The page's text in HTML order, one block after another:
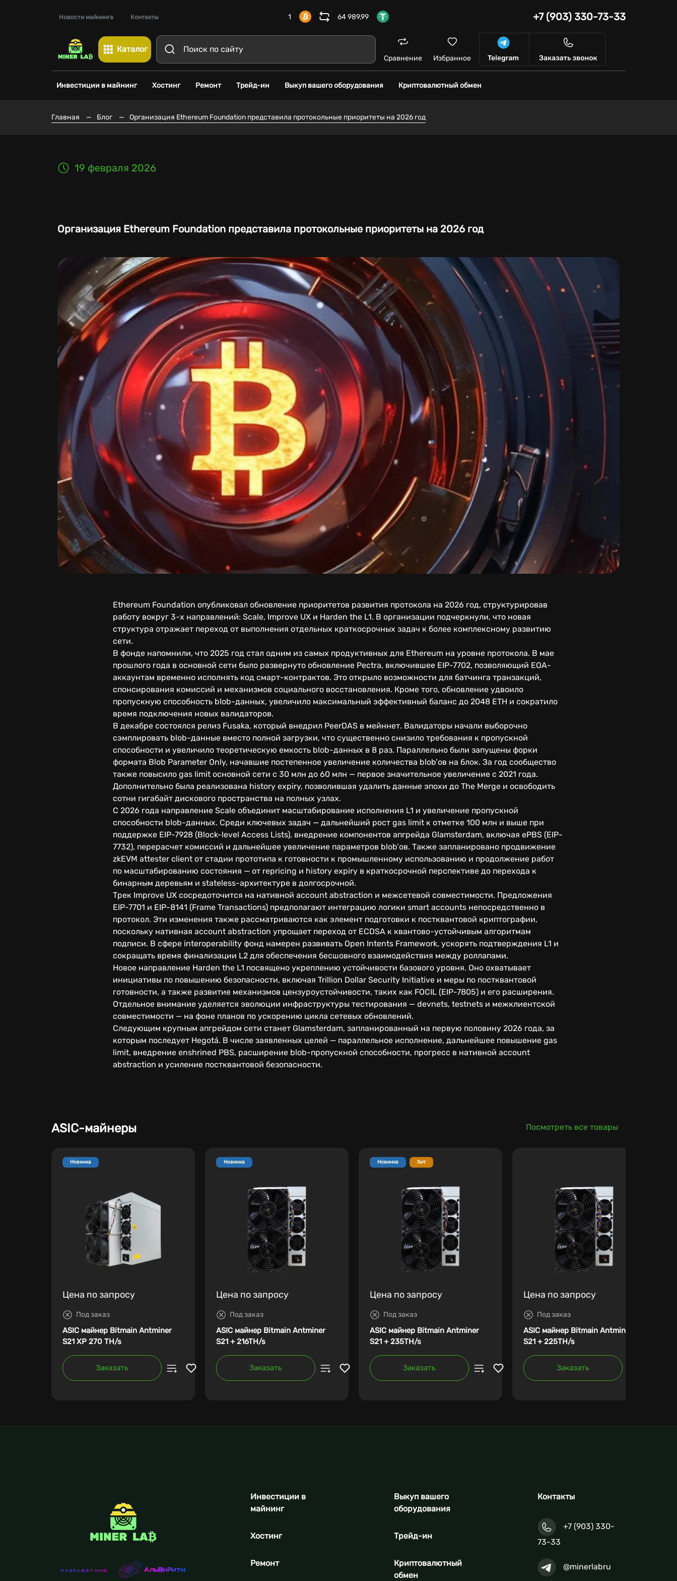
Новости майнинга Контакты 1 64 989,99 +7 (903) 330-73-33
Каталог
Сравнение Избранное
Инвестиции в майнинг Хостинг Ремонт Трейд-ин Выкуп вашего оборудования Криптовалютный обмен
Главная — Блог — Организация Ethereum Foundation представила протокольные приоритеты на 2026 год
19 февраля 2026
Организация Ethereum Foundation представила протокольные приоритеты на 2026 год
Ethereum Foundation опубликовал обновление приоритетов развития протокола на 2026 год, структурировав
работу вокруг 3-х направлений: Scale, Improve UX и Harden the L1. В организации подчеркнули, что новая
структура отражает переход от выполнения отдельных краткосрочных задач к более комплексному развитию
сети.
В фонде напомнили, что 2025 год стал одним из самых продуктивных для Ethereum на уровне протокола. В мае
прошлого года в основной сети было развернуто обновление Pectra, включившее EIP-7702, позволяющий EOA-
аккаунтам временно исполнять код смарт-контрактов. Это открыло возможности для батчинга транзакций,
спонсирования комиссий и механизмов социального восстановления. Кроме того, обновление удвоило
пропускную способность blob-данных, увеличило максимальный эффективный баланс до 2048 ETH и сократило
время подключения новых валидаторов.
В декабре состоялся релиз Fusaka, который внедрил PeerDAS в мейннет. Валидаторы начали выборочно
сэмплировать blob-данные вместо полной загрузки, что существенно снизило требования к пропускной
способности и увеличило теоретическую емкость blob-данных в 8 раз. Параллельно были запущены форки
формата Blob Parameter Only, начавшие постепенное увеличение количества blob’ов на блок. За год сообщество
также повысило gas limit основной сети с 30 млн до 60 млн — первое значительное увеличение с 2021 года.
Дополнительно была реализована history expiry, позволившая удалить данные эпохи до The Merge и освободить
сотни гигабайт дискового пространства на полных узлах.
С 2026 года направление Scale объединит масштабирование исполнения L1 и увеличение пропускной
способности blob-данных. Среди ключевых задач — дальнейший рост gas limit к отметке 100 млн и выше при
поддержке EIP-7928 (Block-level Access Lists), внедрение компонентов апгрейда Glamsterdam, включая ePBS (EIP-
7732), перерасчет комиссий и дальнейшее увеличение параметров blob’ов. Также запланировано продвижение
zkEVM attester client от стадии прототипа к готовности к промышленному использованию и продолжение работ
по масштабированию состояния — от repricing и history expiry в краткосрочной перспективе до перехода к
бинарным деревьям и stateless-архитектуре в долгосрочной.
Трек Improve UX сосредоточится на нативной account abstraction и межсетевой совместимости. Предложения
EIP-7701 и EIP-8141 (Frame Transactions) предполагают интеграцию логики smart accounts непосредственно в
протокол. Эти изменения также рассматриваются как элемент подготовки к постквантовой криптографии,
поскольку нативная account abstraction упрощает переход от ECDSA к квантово-устойчивым алгоритмам
подписи. В сфере interoperability фонд намерен развивать Open Intents Framework, ускорять подтверждения L1 и
сокращать время финализации L2 для обеспечения бесшовного взаимодействия между роллапами.
Новое направление Harden the L1 посвящено укреплению устойчивости базового уровня. Оно охватывает
инициативы по повышению безопасности, включая Trillion Dollar Security Initiative и меры по постквантовой
готовности, а также развитие механизмов цензуроустойчивости, таких как FOCIL (EIP-7805) и его расширения.
Отдельное внимание уделяется эволюции инфраструктуры тестирования — devnets, testnets и межклиентской
совместимости — на фоне планов по ускорению цикла сетевых обновлений.
Следующим крупным апгрейдом сети станет Glamsterdam, запланированный на первую половину 2026 года, за
которым последует Hegotá. В числе заявленных целей — параллельное исполнение, дальнейшее повышение gas
limit, внедрение enshrined PBS, расширение blob-пропускной способности, прогресс в нативной account
abstraction и усиление постквантовой безопасности.
ASIC-майнеры Посмотреть все товары
Новинка
Цена по запросу
Под заказ
ASIC майнер Bitmain Antminer
S21 XP 270 TH/s
Заказать
Новинка
Цена по запросу
Под заказ
ASIC майнер Bitmain Antminer
S21 + 216TH/s
Заказать
Новинка Хит
Цена по запросу
Под заказ
ASIC майнер Bitmain Antminer
S21 + 235TH/s
Заказать
Цена по запросу
Под заказ
ASIC майнер Bitmain Antminer
S21 + 225TH/s
Заказать
Инвестиции в
майнинг
Хостинг
Ремонт
Выкуп вашего
оборудования
Трейд-ин
Криптовалютный
обмен
Контакты
+7 (903) 330-
73-33
@minerlabru